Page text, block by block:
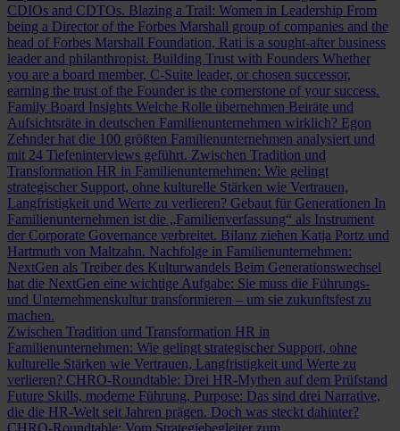
CDIOs and CDTOs. Blazing a Trail: Women in Leadership From
being a Director of the Forbes Marshall group of companies and the
head of Forbes Marshall Foundation, Rati is a sought-after business
leader and philanthropist. Building Trust with Founders Whether
you are a board member, C-Suite leader, or chosen successor,
earning the trust of the Founder is the cornerstone of your success.
Family Board Insights Welche Rolle übernehmen Beiräte und
Aufsichtsräte in deutschen Familienunternehmen wirklich? Egon
Zehnder hat die 100 größten Familienunternehmen analysiert und
mit 24 Tiefeninterviews geführt. Zwischen Tradition und
Transformation HR in Familienunternehmen: Wie gelingt
strategischer Support, ohne kulturelle Stärken wie Vertrauen,
Langfristigkeit und Werte zu verlieren? Gebaut für Generationen In
Familienunternehmen ist die „Familienverfassung“ als Instrument
der Corporate Governance verbreitet. Bilanz ziehen Katja Portz und
Hartmuth von Maltzahn. Nachfolge in Familienunternehmen:
NextGen als Treiber des Kulturwandels Beim Generationswechsel
hat die NextGen eine wichtige Aufgabe: Sie muss die Führungs-
und Unternehmenskultur transformieren – um sie zukunftsfest zu
machen.
Zwischen Tradition und Transformation HR in
Familienunternehmen: Wie gelingt strategischer Support, ohne
kulturelle Stärken wie Vertrauen, Langfristigkeit und Werte zu
verlieren? CHRO-Roundtable: Drei HR-Mythen auf dem Prüfstand
Future Skills, moderne Führung, Purpose: Das sind drei Narrative,
die die HR-Welt seit Jahren prägen. Doch was steckt dahinter?
CHRO-Roundtable: Vom Strategiebegleiter zum